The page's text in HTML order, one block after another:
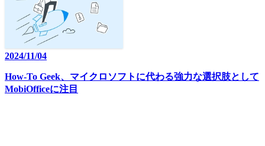
2024/11/04
How-To Geek、マイクロソフトに代わる強力な選択肢として
MobiOfficeに注目